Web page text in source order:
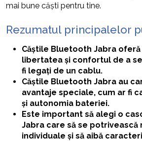
mai bune căști pentru tine.
Rezumatul principalelor
Căștile Bluetooth Jabra
libertatea și confortul de a
fi legați de un cablu.
Căștile Bluetooth Jabra au
avantaje speciale, cum ar fi
și autonomia bateriei.
Este important să alegi o
Jabra care să se potrivească
individuale și să aibă